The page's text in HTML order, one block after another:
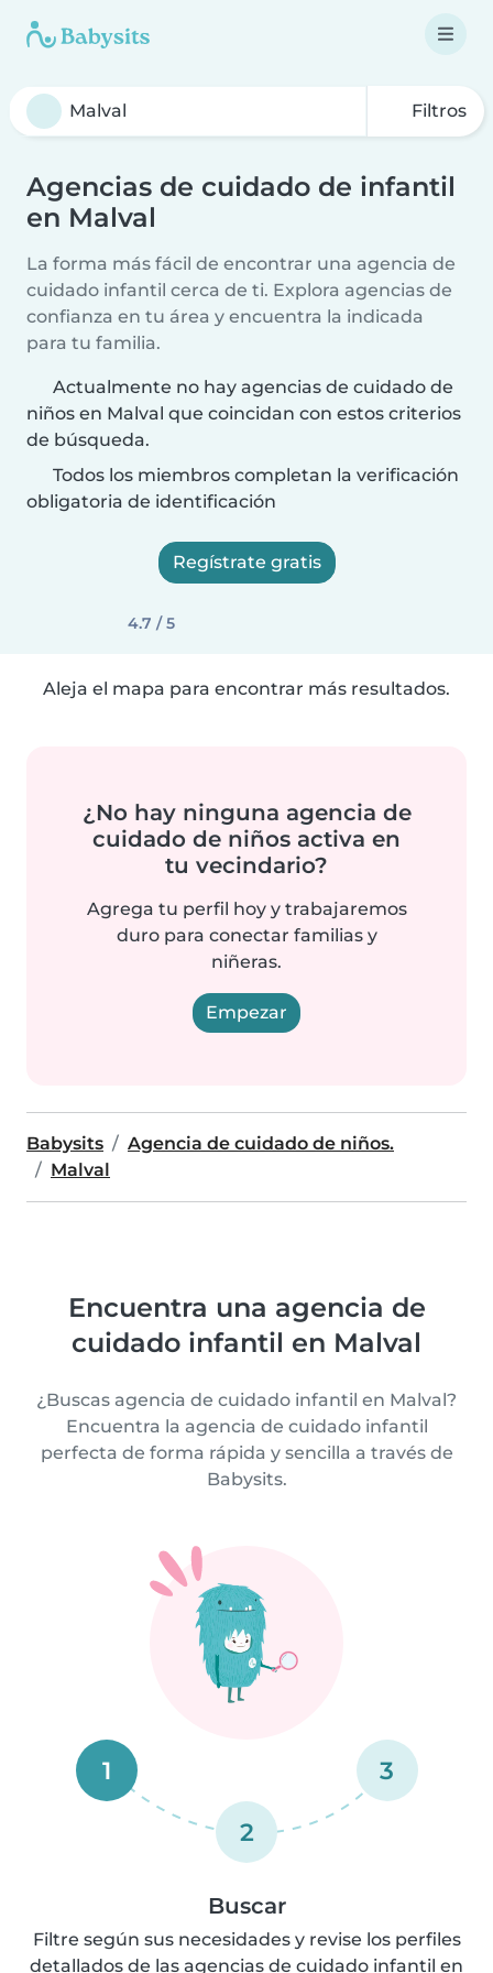
Filtros
Agencias de cuidado de infantil
en Malval
La forma más fácil de encontrar una agencia de
cuidado infantil cerca de ti. Explora agencias de
confianza en tu área y encuentra la indicada
para tu familia.
Actualmente no hay agencias de cuidado de
niños en Malval que coincidan con estos criterios
de búsqueda.
Todos los miembros completan la verificación
obligatoria de identificación
Regístrate gratis
4.7 / 5
Aleja el mapa para encontrar más resultados.
¿No hay ninguna agencia de
cuidado de niños activa en
tu vecindario?
Agrega tu perfil hoy y trabajaremos
duro para conectar familias y
niñeras.
Empezar
Babysits
Agencia de cuidado de niños.
Malval
Encuentra una agencia de
cuidado infantil en Malval
¿Buscas agencia de cuidado infantil en Malval?
Encuentra la agencia de cuidado infantil
perfecta de forma rápida y sencilla a través de
Babysits.
1
2
3
Buscar
Filtre según sus necesidades y revise los perfiles
detallados de las agencias de cuidado infantil en